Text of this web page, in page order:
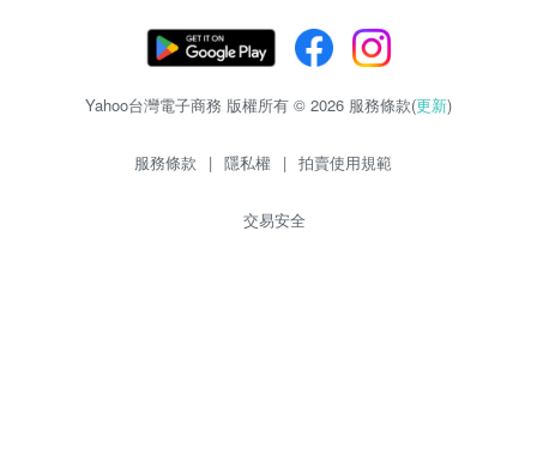
Yahoo台灣電子商務 版權所有 © 2026 服務條款(更新)
服務條款 | 隱私權 | 拍賣使用規範
交易安全